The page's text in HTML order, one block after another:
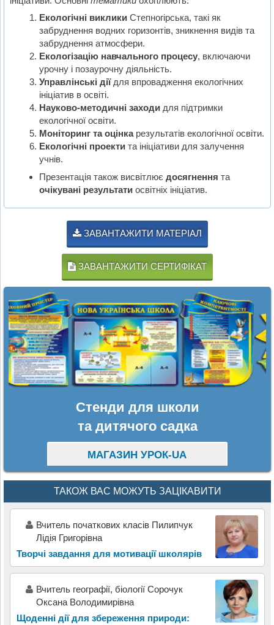
Екологічні викликиСтепногірська, такі як
забруднення водних горизонтів, зникнення видів та
забруднення атмосфери.
Екологізацію навчального процесу, включаючи
урочну і позаурочну діяльність.
Управлінські діїдля впровадження екологічних
ініціатив в освіті.
Науково-методичні заходидля підтримки
екологічної освіти.
Моніторинг та оцінкарезультатів екологічної освіти.
Екологічні проектита ініціативи для залучення
учнів.
Презентація також висвітлює досягнення та
очікувані результатиосвітніх ініціатив.
ЗАВАНТАЖИТИ МАТЕРІАЛ
ЗАВАНТАЖИТИ СЕРТИФІКАТ
Стенди для школи
та дитячого садка
МАГАЗИН УРОК-UA
ТАКОЖ ВАС МОЖУТЬ ЗАЦІКАВИТИ
Вчитель початкових класів Пилипчук
Лідія Григорівна
Творчі завдання для мотивації школярів
Вчитель географії, біології Сорочук
Оксана Володимирівна
Щоденні дії для збереження природи: